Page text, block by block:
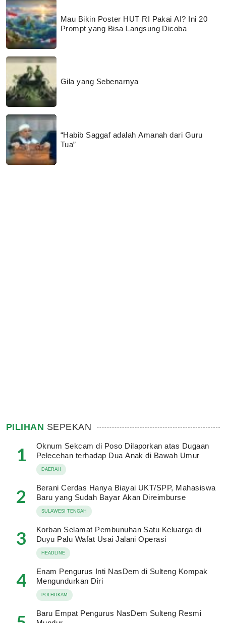
Mau Bikin Poster HUT RI Pakai AI? Ini 20
Prompt yang Bisa Langsung Dicoba
Gila yang Sebenarnya
“Habib Saggaf adalah Amanah dari Guru
Tua”
PILIHAN SEPEKAN
1
Oknum Sekcam di Poso Dilaporkan atas Dugaan
Pelecehan terhadap Dua Anak di Bawah Umur
DAERAH
2
Berani Cerdas Hanya Biayai UKT/SPP, Mahasiswa
Baru yang Sudah Bayar Akan Direimburse
SULAWESI TENGAH
3
Korban Selamat Pembunuhan Satu Keluarga di
Duyu Palu Wafat Usai Jalani Operasi
HEADLINE
4
Enam Pengurus Inti NasDem di Sulteng Kompak
Mengundurkan Diri
POLHUKAM
Baru Empat Pengurus NasDem Sulteng Resmi